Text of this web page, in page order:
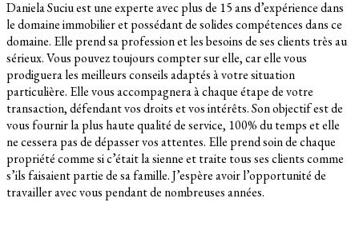
Daniela Suciu est une experte avec plus de 15 ans d’expérience dans
le domaine immobilier et possédant de solides compétences dans ce
domaine. Elle prend sa profession et les besoins de ses clients très au
sérieux. Vous pouvez toujours compter sur elle, car elle vous
prodiguera les meilleurs conseils adaptés à votre situation
particulière. Elle vous accompagnera à chaque étape de votre
transaction, défendant vos droits et vos intérêts. Son objectif est de
vous fournir la plus haute qualité de service, 100% du temps et elle
ne cessera pas de dépasser vos attentes. Elle prend soin de chaque
propriété comme si c’était la sienne et traite tous ses clients comme
s’ils faisaient partie de sa famille. J’espère avoir l’opportunité de
travailler avec vous pendant de nombreuses années.